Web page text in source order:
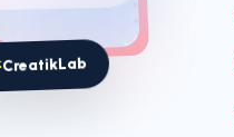
CreatikLab